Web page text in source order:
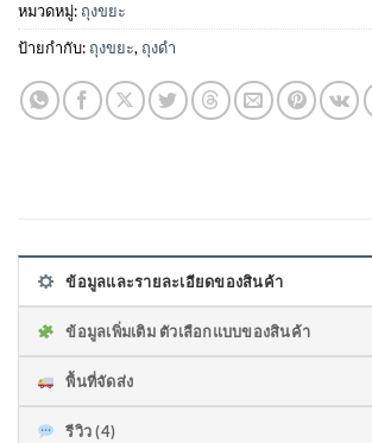
หมวดหมู่: ถุงขยะ
ป้ายกำกับ: ถุงขยะ, ถุงดำ
ข้อมูลและรายละเอียดของสินค้า
ข้อมูลเพิ่มเติม ตัวเลือกแบบของสินค้า
พื้นที่จัดส่ง
รีวิว (4)